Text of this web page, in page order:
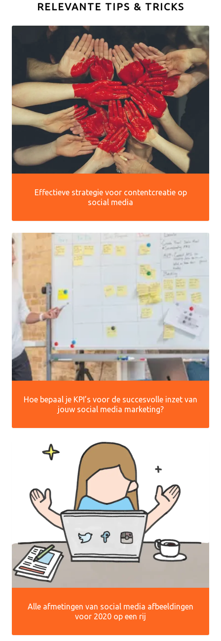
RELEVANTE TIPS & TRICKS
Effectieve strategie voor contentcreatie op
social media
Hoe bepaal je KPI’s voor de succesvolle inzet van
jouw social media marketing?
Alle afmetingen van social media afbeeldingen
voor 2020 op een rij